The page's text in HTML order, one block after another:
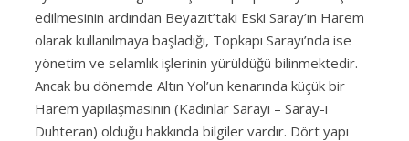
edilmesinin ardından Beyazıt’taki Eski Saray’ın Harem
olarak kullanılmaya başladığı, Topkapı Sarayı’nda ise
yönetim ve selamlık işlerinin yürüldüğü bilinmektedir.
Ancak bu dönemde Altın Yol’un kenarında küçük bir
Harem yapılaşmasının (Kadınlar Sarayı – Saray-ı
Duhteran) olduğu hakkında bilgiler vardır. Dört yapı